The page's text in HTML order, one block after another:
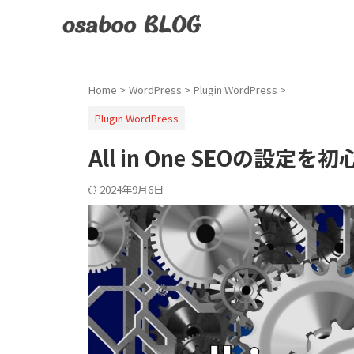
Home > WordPress > Plugin WordPress >
Plugin WordPress
All in One SEOの設定を初
2024年9月6日